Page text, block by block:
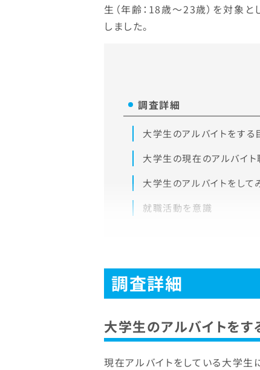
生（年齢：18歳～23歳）を対象と
しました。
調査詳細
大学生のアルバイトをする
大学生の現在のアルバイト
大学生のアルバイトをして
就職活動を意識
調査詳細
大学生のアルバイトをす
現在アルバイトをしている大学生